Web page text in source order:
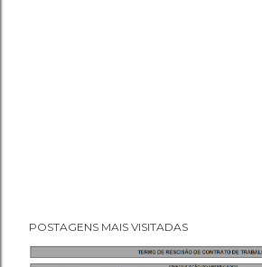
POSTAGENS MAIS VISITADAS